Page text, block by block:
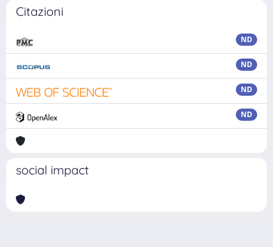
Citazioni
ND
ND
ND
ND
social impact